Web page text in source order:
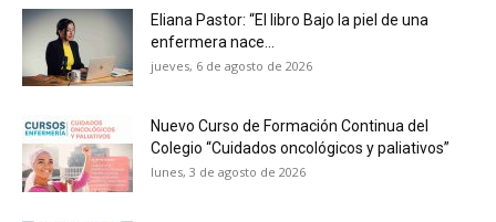
Eliana Pastor: “El libro Bajo la piel de una
enfermera nace...
jueves, 6 de agosto de 2026
Nuevo Curso de Formación Continua del
Colegio “Cuidados oncológicos y paliativos”
lunes, 3 de agosto de 2026